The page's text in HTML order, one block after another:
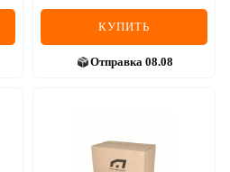
КУПИТЬ
Отправка 08.08